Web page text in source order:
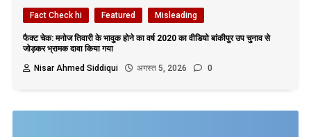
Fact Check hi Featured Misleading
फैक्ट चेक: मनोज तिवारी के भावुक होने का वर्ष 2020 का वीडियो बांकीपुर उप चुनाव से
जोड़कर भ्रामक दावा किया गया
Nisar Ahmed Siddiqui
अगस्त 5, 2026 0